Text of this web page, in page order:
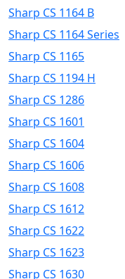
Sharp CS 1164 B
Sharp CS 1164 Series
Sharp CS 1165
Sharp CS 1194 H
Sharp CS 1286
Sharp CS 1601
Sharp CS 1604
Sharp CS 1606
Sharp CS 1608
Sharp CS 1612
Sharp CS 1622
Sharp CS 1623
Sharp CS 1630